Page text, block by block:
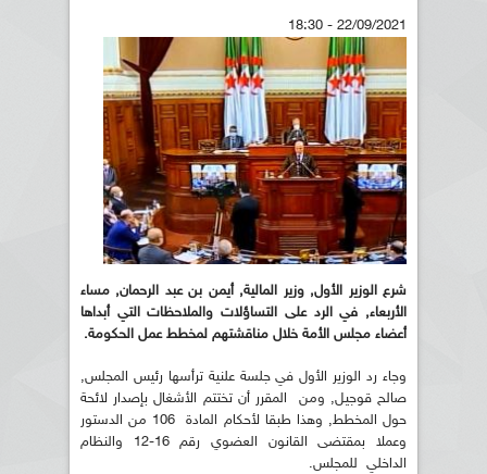
22/09/2021 - 18:30
شرع الوزير الأول, وزير المالية, أيمن بن عبد الرحمان, مساء
الأربعاء, في الرد على التساؤلات والملاحظات التي أبداها
أعضاء مجلس الأمة خلال مناقشتهم لمخطط عمل الحكومة.
وجاء رد الوزير الأول في جلسة علنية ترأسها رئيس المجلس,
صالح قوجيل, ومن المقرر أن تختتم الأشغال بإصدار لائحة
حول المخطط, وهذا طبقا لأحكام المادة 106 من الدستور
وعملا بمقتضى القانون العضوي رقم 16-12 والنظام
الداخلي للمجلس.